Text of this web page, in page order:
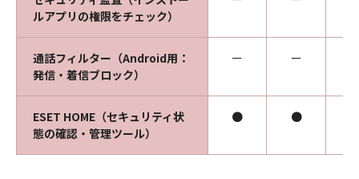
ルアプリの権限をチェック）
通話フィルター（Android用：
発信・着信ブロック）
ー ー
ESET HOME（セキュリティ状
態の確認・管理ツール）
● ●